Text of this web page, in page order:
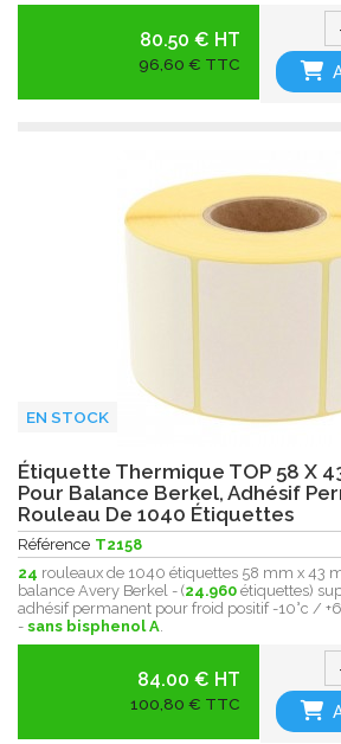
80.50 € HT
96,60 € TTC
EN STOCK
Étiquette Thermique TOP 58 X
Pour Balance Berkel, Adhésif
Rouleau De 1040 Étiquettes
Référence T2158
24 rouleaux de 1040 étiquettes 58 mm x 43
balance Avery Berkel - (24.960 étiquettes)
adhésif permanent pour froid positif -10°c /
- sans bisphenol A.
84.00 € HT
100,80 € TTC